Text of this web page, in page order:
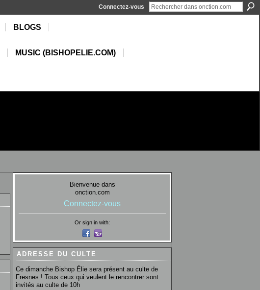
Connectez-vous
BLOGS
MUSIC (BISHOPELIE.COM)
Bienvenue dans
onction.com
Connectez-vous
Or sign in with:
ADRESSE DU CULTE
Ce dimanche Bishop Élie sera présent au culte de
Fresnes ! Tous ceux qui veulent le rencontrer sont
invités au culte de 10h